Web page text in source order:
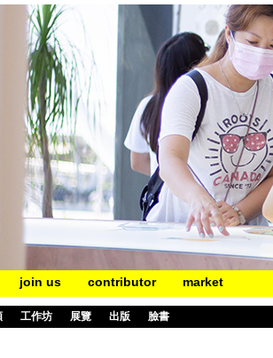
join us contributor market
工作坊 展覽 出版 臉書